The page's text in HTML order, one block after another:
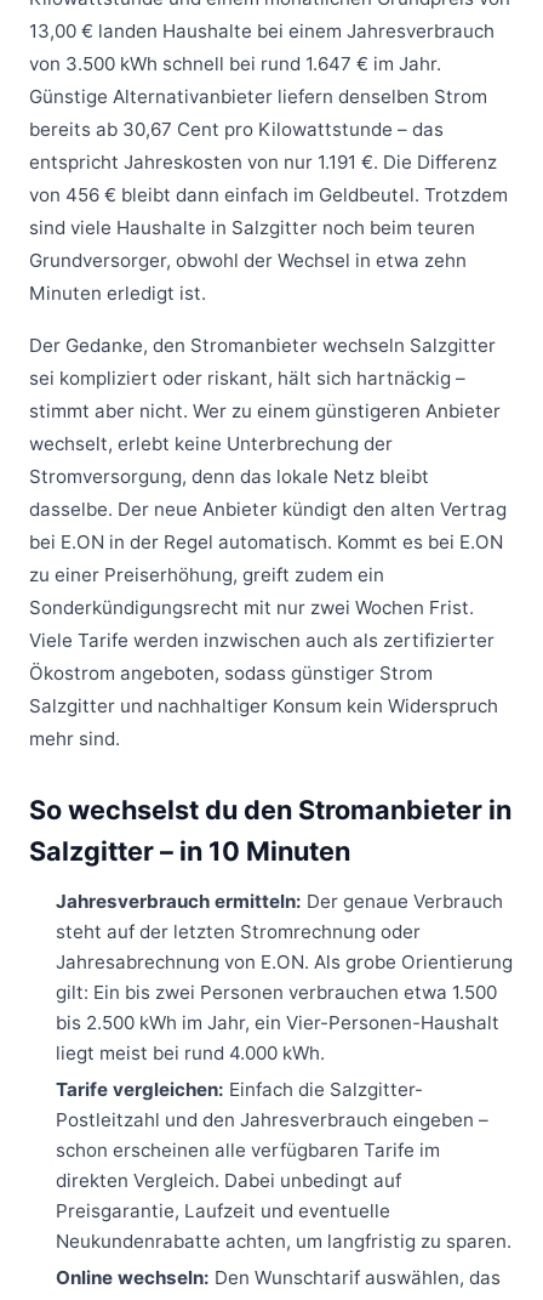
13,00 € landen Haushalte bei einem Jahresverbrauch
von 3.500 kWh schnell bei rund 1.647 € im Jahr.
Günstige Alternativanbieter liefern denselben Strom
bereits ab 30,67 Cent pro Kilowattstunde – das
entspricht Jahreskosten von nur 1.191 €. Die Differenz
von 456 € bleibt dann einfach im Geldbeutel. Trotzdem
sind viele Haushalte in Salzgitter noch beim teuren
Grundversorger, obwohl der Wechsel in etwa zehn
Minuten erledigt ist.
Der Gedanke, den Stromanbieter wechseln Salzgitter
sei kompliziert oder riskant, hält sich hartnäckig –
stimmt aber nicht. Wer zu einem günstigeren Anbieter
wechselt, erlebt keine Unterbrechung der
Stromversorgung, denn das lokale Netz bleibt
dasselbe. Der neue Anbieter kündigt den alten Vertrag
bei E.ON in der Regel automatisch. Kommt es bei E.ON
zu einer Preiserhöhung, greift zudem ein
Sonderkündigungsrecht mit nur zwei Wochen Frist.
Viele Tarife werden inzwischen auch als zertifizierter
Ökostrom angeboten, sodass günstiger Strom
Salzgitter und nachhaltiger Konsum kein Widerspruch
mehr sind.
So wechselst du den Stromanbieter in
Salzgitter – in 10 Minuten
Jahresverbrauch ermitteln: Der genaue Verbrauch
steht auf der letzten Stromrechnung oder
Jahresabrechnung von E.ON. Als grobe Orientierung
gilt: Ein bis zwei Personen verbrauchen etwa 1.500
bis 2.500 kWh im Jahr, ein Vier-Personen-Haushalt
liegt meist bei rund 4.000 kWh.
Tarife vergleichen: Einfach die Salzgitter-
Postleitzahl und den Jahresverbrauch eingeben –
schon erscheinen alle verfügbaren Tarife im
direkten Vergleich. Dabei unbedingt auf
Preisgarantie, Laufzeit und eventuelle
Neukundenrabatte achten, um langfristig zu sparen.
Online wechseln: Den Wunschtarif auswählen, das